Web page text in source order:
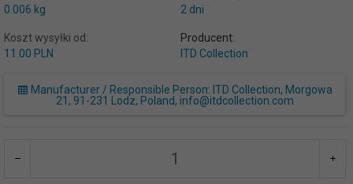
0.006 kg
2 dni
Koszt wysyłki od:
11.00 PLN
Producent:
ITD Collection
Manufacturer / Responsible Person: ITD Collection, Morgowa
21, 91-231 Lodz, Poland, info@itdcollection.com